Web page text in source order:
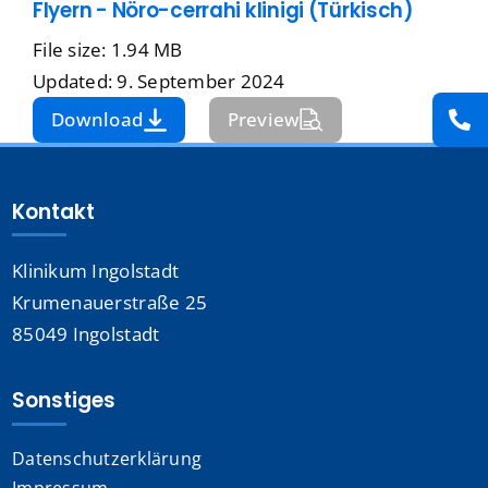
Presse
Kontakt
Suche
Flyern - Nöro-cerrahi klinigi (Türkisch)
File size: 1.94 MB
Updated: 9. September 2024
Download
Preview
Kontakt
Klinikum Ingolstadt
Krumenauerstraße 25
85049 Ingolstadt
Sonstiges
Datenschutzerklärung